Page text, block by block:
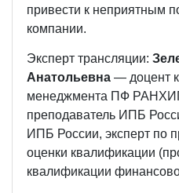
привести к неприятным
компании.
Эксперт трансляции:
Анатольевна— доцент
менеджмента ПФ
преподаватель ИПБ
ИПБ России, эксперт по
оценки квалификации
квалификации